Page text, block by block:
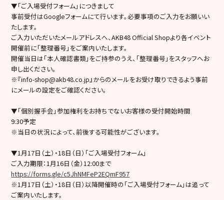
▼「ご入場受付フォーム」につきまして
事前受付はGoogleフォームにて行います。必要事項のご入力をお願いい
たします。
ご入力いただいたメールアドレスへ、AKB48 Official Shopより各イベント
開催前に「整理番号」をご案内いたします。
開催当日は「本人確認書類」をご持参のうえ、「整理番号」をスタッフへお
申し出ください。
※『info-shop@akb48.co.jp』からのメールをお受け取りできるよう事前
にメールの設定をご確認ください。
▼「個別握手会」参加権利をお持ちでないお客様の受付開始時間
9:30予定
※当日の状況によって、前後する可能性がございます。
▼1月17日（土）・18日（日）「ご入場受付フォーム」
ご入力期限：1月16日（金）12:00まで
https://forms.gle/c5JhNMFeP2EQmF957
※1月17日（土）・18日（日）以降開催時の「ご入場受付フォーム」は追って
ご案内いたします。